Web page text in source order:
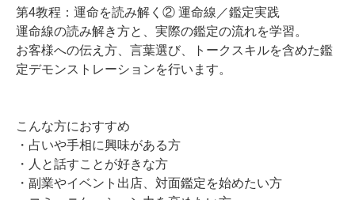
第4教程：運命を読み解く② 運命線／鑑定実践
運命線の読み解き方と、実際の鑑定の流れを学習。
お客様への伝え方、言葉選び、トークスキルを含めた鑑
定デモンストレーションを行います。
こんな方におすすめ
・占いや手相に興味がある方
・人と話すことが好きな方
・副業やイベント出店、対面鑑定を始めたい方